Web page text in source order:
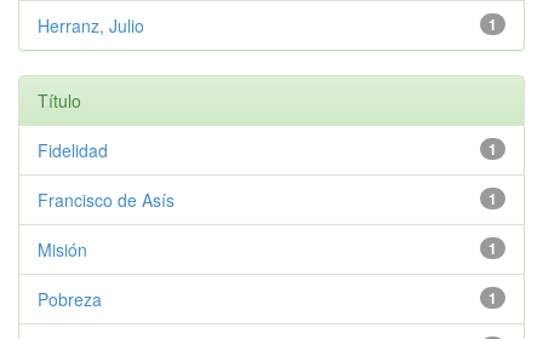
1
Herranz, Julio
Título
1
Fidelidad
1
Francisco de Asís
1
Misión
1
Pobreza